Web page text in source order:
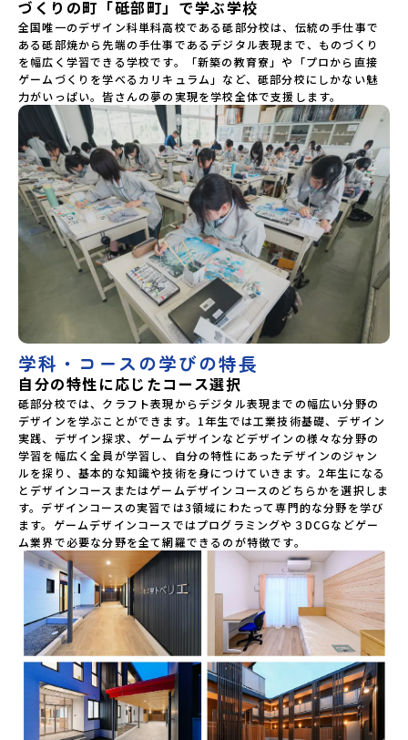
づくりの町「砥部町」で学ぶ学校
全国唯一のデザイン科単科高校である砥部分校は、伝統の手仕事で
ある砥部焼から先端の手仕事であるデジタル表現まで、ものづくり
を幅広く学習できる学校です。「新築の教育寮」や「プロから直接
ゲームづくりを学べるカリキュラム」など、砥部分校にしかない魅
力がいっぱい。皆さんの夢の実現を学校全体で支援します。
学科・コースの学びの特長
自分の特性に応じたコース選択
砥部分校では、クラフト表現からデジタル表現までの幅広い分野の
デザインを学ぶことができます。1年生では工業技術基礎、デザイン
実践、デザイン探求、ゲームデザインなどデザインの様々な分野の
学習を幅広く全員が学習し、自分の特性にあったデザインのジャン
ルを探り、基本的な知識や技術を身につけていきます。2年生になる
とデザインコースまたはゲームデザインコースのどちらかを選択しま
す。デザインコースの実習では3領域にわたって専門的な分野を学び
ます。ゲームデザインコースではプログラミングや３DCGなどゲー
ム業界で必要な分野を全て網羅できるのが特徴です。